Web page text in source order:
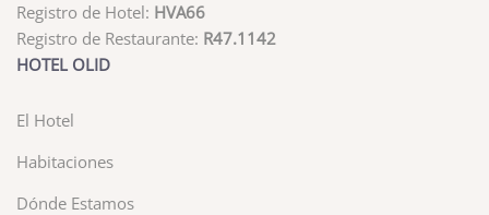
Registro de Hotel: HVA66
Registro de Restaurante: R47.1142
HOTEL OLID
El Hotel
Habitaciones
Dónde Estamos